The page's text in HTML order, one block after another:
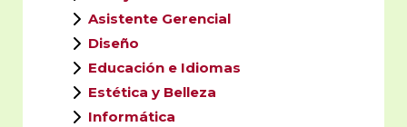
Asistente Gerencial
Diseño
Educación e Idiomas
Estética y Belleza
Informática